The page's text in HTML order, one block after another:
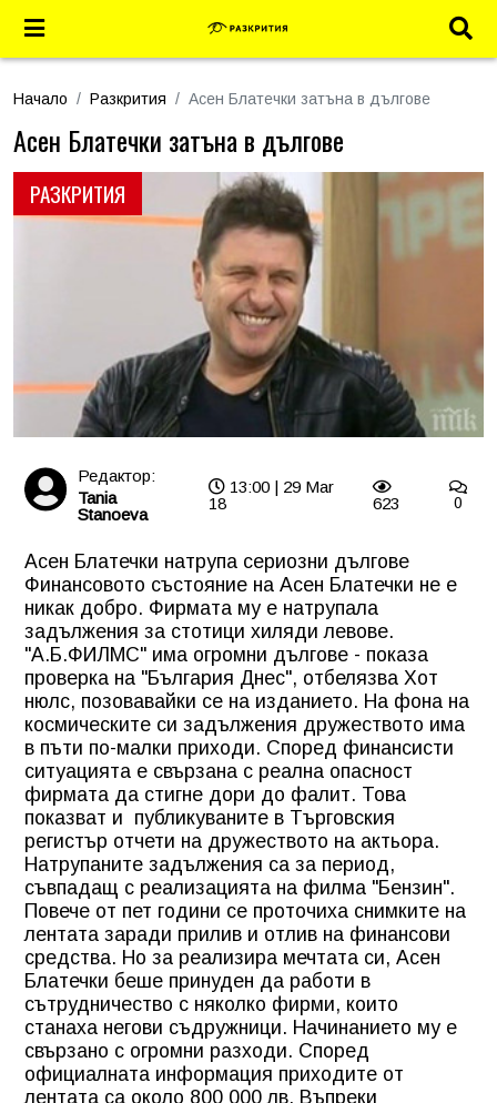
Начало Разкрития Асен Блатечки затъна в дългове
РАЗКРИТИЯ
Асен Блатечки затъна в дългове
Редактор:
Tania
Stanoeva
13:00 | 29 Mar
18
623 0
Асен Блатечки натрупа сериозни дългове
Финансовото състояние на Асен Блатечки не е
никак добро. Фирмата му е натрупала
задължения за стотици хиляди левове.
"А.Б.ФИЛМС" има огромни дългове - показа
проверка на "България Днес", отбелязва Хот
нюлс, позовавайки се на изданието. На фона на
космическите си задължения дружеството има
в пъти по-малки приходи. Според финансисти
ситуацията е свързана с реална опасност
фирмата да стигне дори до фалит. Това
показват и публикуваните в Търговския
регистър отчети на дружеството на актьора.
Натрупаните задължения са за период,
съвпадащ с реализацията на филма "Бензин".
Повече от пет години се проточиха снимките на
лентата заради прилив и отлив на финансови
средства. Но за реализира мечтата си, Асен
Блатечки беше принуден да работи в
сътрудничество с няколко фирми, които
станаха негови съдружници. Начинанието му е
свързано с огромни разходи. Според
официалната информация приходите от
лентата са около 800 000 лв. Въпреки